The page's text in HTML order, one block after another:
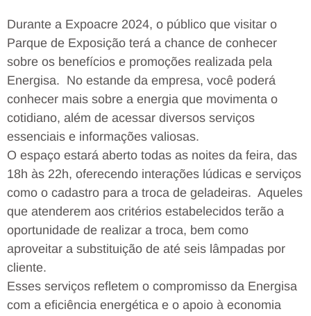
Durante a Expoacre 2024, o público que visitar o
Parque de Exposição terá a chance de conhecer
sobre os benefícios e promoções realizada pela
Energisa. No estande da empresa, você poderá
conhecer mais sobre a energia que movimenta o
cotidiano, além de acessar diversos serviços
essenciais e informações valiosas.
O espaço estará aberto todas as noites da feira, das
18h às 22h, oferecendo interações lúdicas e serviços
como o cadastro para a troca de geladeiras. Aqueles
que atenderem aos critérios estabelecidos terão a
oportunidade de realizar a troca, bem como
aproveitar a substituição de até seis lâmpadas por
cliente.
Esses serviços refletem o compromisso da Energisa
com a eficiência energética e o apoio à economia